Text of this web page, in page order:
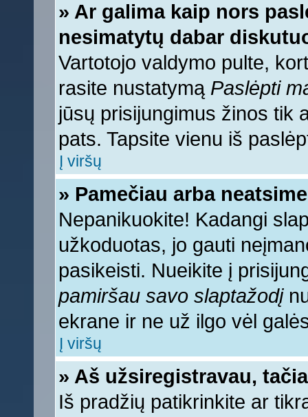
» Ar galima kaip nors
nesimatytų dabar
Vartotojo valdymo pulte,
rasite nustatymą Paslėpti
jūsų prisijungimus žinos tik
pats. Tapsite vienu iš
Į viršų
» Pamečiau arba
Nepanikuokite! Kadangi
užkoduotas, jo gauti
pasikeisti. Nueikite į
pamiršau savo slaptažodį
ekrane ir ne už ilgo vėl
Į viršų
» Aš užsiregistravau,
Iš pradžių patikrinkite ar